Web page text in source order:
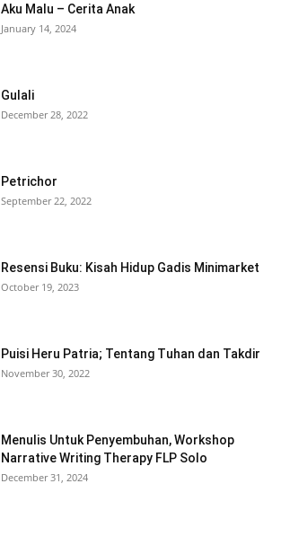
Aku Malu – Cerita Anak
January 14, 2024
Gulali
December 28, 2022
Petrichor
September 22, 2022
Resensi Buku: Kisah Hidup Gadis Minimarket
October 19, 2023
Puisi Heru Patria; Tentang Tuhan dan Takdir
November 30, 2022
Menulis Untuk Penyembuhan, Workshop
Narrative Writing Therapy FLP Solo
December 31, 2024